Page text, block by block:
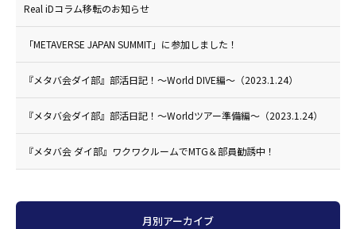
Real iDコラム移転のお知らせ
「METAVERSE JAPAN SUMMIT」に参加しました！
『メタバ会ダイ部』部活日記！〜World DIVE編〜（2023.1.24）
『メタバ会ダイ部』部活日記！〜Worldツアー準備編〜（2023.1.24）
『メタバ会 ダイ部』ワクワクルームでMTG＆部員勧誘中！
月別アーカイブ